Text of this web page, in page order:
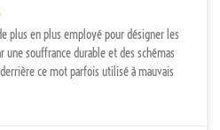
plus en plus employé pour désigner les
une souffrance durable et des schémas
ce mot parfois utilisé à mauvais